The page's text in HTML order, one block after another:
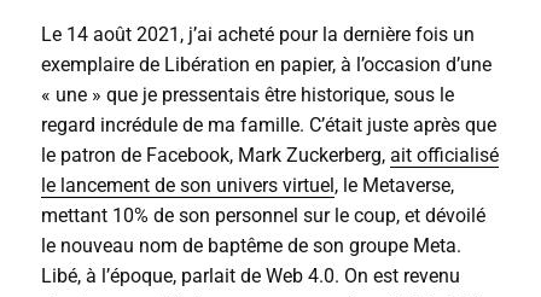
Le 14 août 2021, j’ai acheté pour la dernière fois un
exemplaire de Libération en papier, à l’occasion d’une
« une » que je pressentais être historique, sous le
regard incrédule de ma famille. C’était juste après que
le patron de Facebook, Mark Zuckerberg, ait officialisé
le lancement de son univers virtuel, le Metaverse,
mettant 10% de son personnel sur le coup, et dévoilé
le nouveau nom de baptême de son groupe Meta.
Libé, à l’époque, parlait de Web 4.0. On est revenu